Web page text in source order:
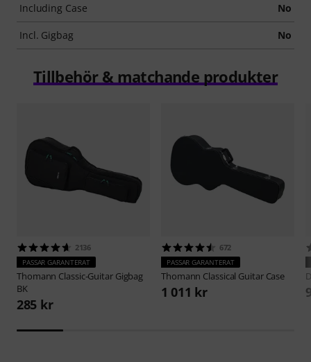
Including Case No
Incl. Gigbag No
Tillbehör & matchande produkter
2136
PASSAR GARANTERAT
Thomann Classic-Guitar Gigbag
BK
285 kr
672
PASSAR GARANTERAT
Thomann Classical Guitar Case
1 011 kr